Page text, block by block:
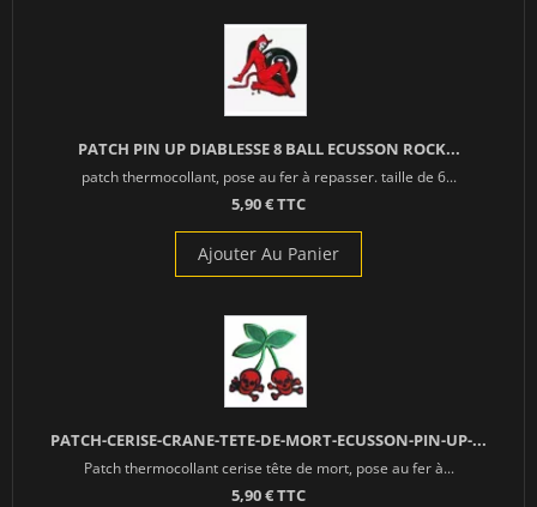
PATCH PIN UP DIABLESSE 8 BALL ECUSSON ROCK...
patch thermocollant, pose au fer à repasser. taille de 6...
5,90 € TTC
Ajouter Au Panier
PATCH-CERISE-CRANE-TETE-DE-MORT-ECUSSON-PIN-UP-...
Patch thermocollant cerise tête de mort, pose au fer à...
5,90 € TTC